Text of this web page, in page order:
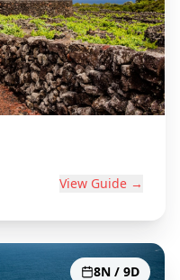
View Guide →
8N / 9D